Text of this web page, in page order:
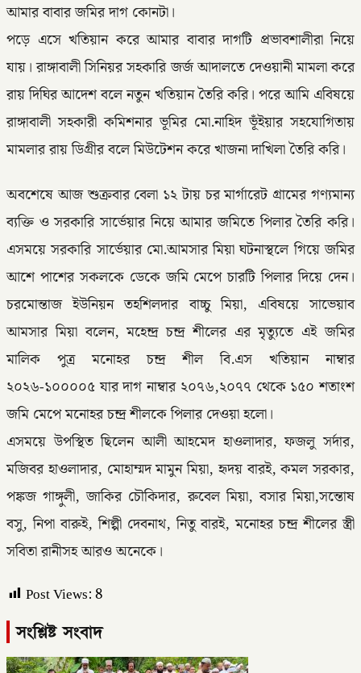
আমার বাবার জমির দাগ কোনটা।
পড়ে এসে খতিয়ান করে আমার বাবার দাগটি প্রভাবশালীরা নিয়ে
যায়। রাঙ্গাবালী সিনিয়র সহকারি জর্জ আদালতে দেওয়ানী মামলা করে
রায় দিঘির আদেশ বলে নতুন খতিয়ান তৈরি করি। পরে আমি এবিষয়ে
রাঙ্গাবালী সহকারী কমিশনার ভূমির মো.নাহিদ ভূঁইয়ার সহযোগিতায়
মামলার রায় ডিগ্রীর বলে মিউটেশন করে খাজনা দাখিলা তৈরি করি।
অবশেষে আজ শুক্রবার বেলা ১২ টায় চর মার্গারেট গ্রামের গণ্যমান্য
ব্যক্তি ও সরকারি সার্ভেয়ার নিয়ে আমার জমিতে পিলার তৈরি করি।
এসময়ে সরকারি সার্ভেয়ার মো.আমসার মিয়া ঘটনাস্থলে গিয়ে জমির
আশে পাশের সকলকে ডেকে জমি মেপে চারটি পিলার দিয়ে দেন।
চরমোন্তাজ ইউনিয়ন তহশিলদার বাচ্চু মিয়া, এবিষয়ে সাভেয়াব
আমসার মিয়া বলেন, মহেন্দ্র চন্দ্র শীলের এর মৃত্যুতে এই জমির
মালিক পুত্র মনোহর চন্দ্র শীল বি.এস খতিয়ান নাম্বার
২০২৬-১০০০০৫ যার দাগ নাম্বার ২০৭৬,২০৭৭ থেকে ১৫০ শতাংশ
জমি মেপে মনোহর চন্দ্র শীলকে পিলার দেওয়া হলো।
এসময়ে উপস্থিত ছিলেন আলী আহমেদ হাওলাদার, ফজলু সর্দার,
মজিবর হাওলাদার, মোহাম্মদ মামুন মিয়া, হৃদয় বারই, কমল সরকার,
পঙ্কজ গাঙ্গুলী, জাকির চৌকিদার, রুবেল মিয়া, বসার মিয়া,সন্তোষ
বসু, নিপা বারুই, শিল্পী দেবনাথ, নিতু বারই, মনোহর চন্দ্র শীলের স্ত্রী
সবিতা রানীসহ আরও অনেকে।
Post Views:8
সংশ্লিষ্ট সংবাদ